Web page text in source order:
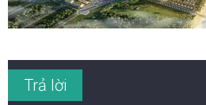
Trả lời